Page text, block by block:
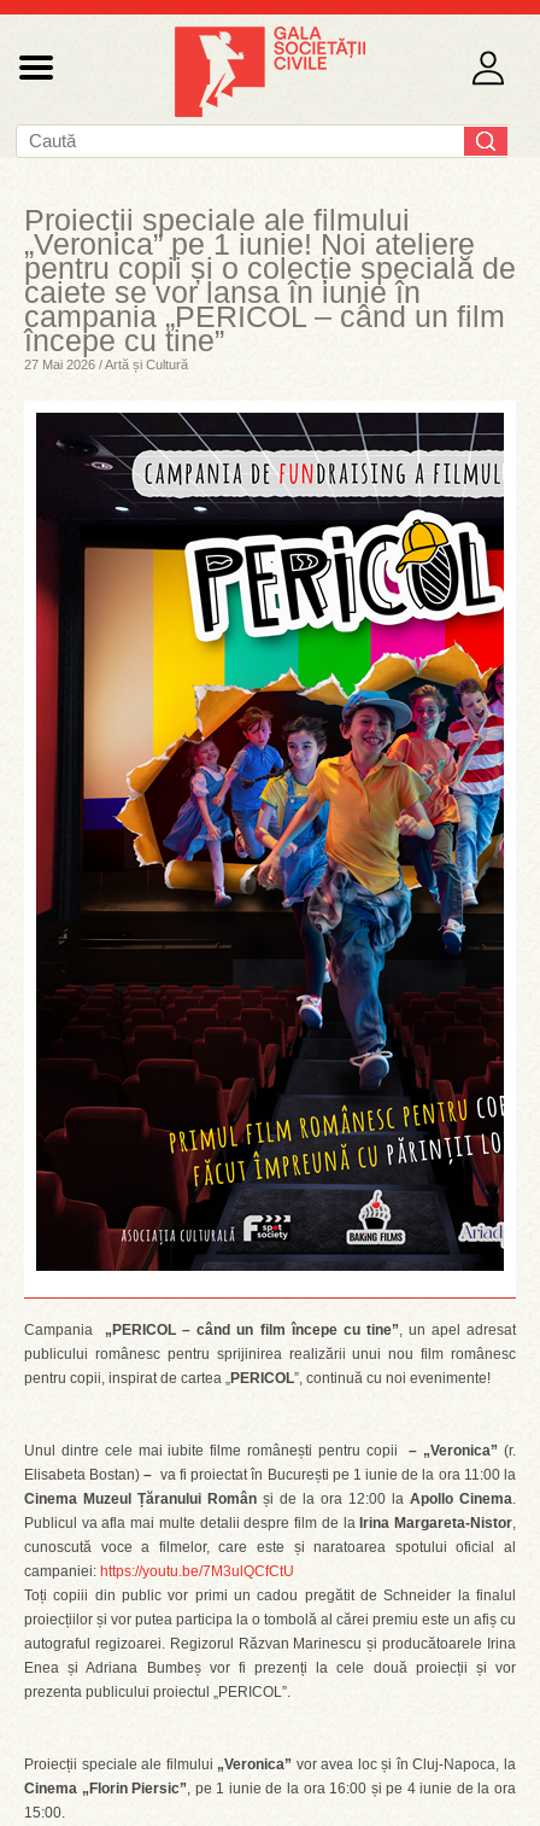
Proiecții speciale ale filmului
„Veronica” pe 1 iunie! Noi ateliere
pentru copii și o colecție specială de
caiete se vor lansa în iunie în
campania „PERICOL – când un film
începe cu tine”
27 Mai 2026 / Artă și Cultură
Campania „PERICOL – când un film începe cu tine”, un apel adresat
publicului românesc pentru sprijinirea realizării unui nou film românesc
pentru copii, inspirat de cartea „PERICOL”, continuă cu noi evenimente!
Unul dintre cele mai iubite filme românești pentru copii– „Veronica”(r.
Elisabeta Bostan)– va fi proiectat în București pe 1 iunie de la ora 11:00 la
Cinema Muzeul Țăranului Român și de la ora 12:00 la Apollo Cinema.
Publicul va afla mai multe detalii despre film de la Irina Margareta-Nistor,
cunoscută voce a filmelor, care este și naratoarea spotului oficial al
campaniei: https://youtu.be/7M3ulQCfCtU
Toți copiii din public vor primi un cadou pregătit de Schneider la finalul
proiecțiilor și vor putea participa la o tombolă al cărei premiu este un afiș cu
autograful regizoarei. Regizorul Răzvan Marinescu și producătoarele Irina
Enea și Adriana Bumbeș vor fi prezenți la cele două proiecții și vor
prezenta publicului proiectul „PERICOL”.
Proiecții speciale ale filmului „Veronica” vor avea loc și în Cluj-Napoca, la
Cinema „Florin Piersic”, pe 1 iunie de la ora 16:00 și pe 4 iunie de la ora
15:00.